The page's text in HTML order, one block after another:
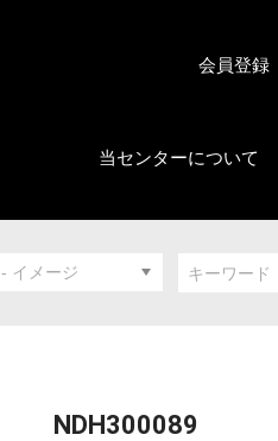
当センターについて
会員登録
NDH300089